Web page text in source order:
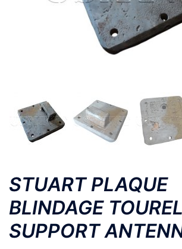
STUART PLAQUE
BLINDAGE
SUPPORT